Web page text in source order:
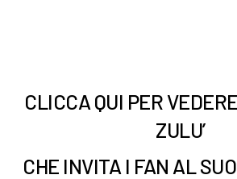
CLICCA QUI PER
ZULU’
CHE INVITA I FAN AL